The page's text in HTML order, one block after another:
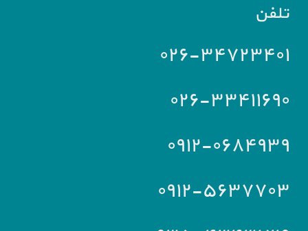
تلفن
۰۲۶-۳۴۷۲۳۴۰۱
۰۲۶-۳۳۴۱۱۶۹۰
۰۹۱۲-۰۶۸۴۹۳۹
۰۹۱۲-۵۶۳۷۷۰۳